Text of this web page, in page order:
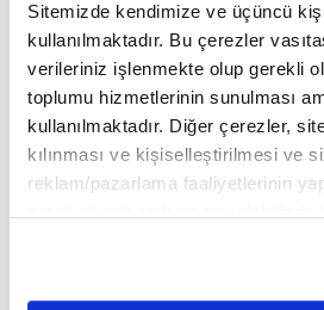
Sitemizde kendimize ve üçüncü
kullanılmaktadır. Bu çerezler
verileriniz işlenmekte olup gerekli
toplumu hizmetlerinin sunulması
kullanılmaktadır. Diğer çerezler,
kılınması ve kişiselleştirilmesi ve
reklam/pazarlama faaliyetlerinin
belirleyebilirsiniz. Çerezlere ilişkin
Ayarlar butonuna tıklayabilir,
duyduğu gururu ifade eden
"Bu görevi hem
Turkcell'in teknoloji
ölçekte temsil etmek adına
fırsat ve sorumluluk
Turkcell'in 32 yıllık